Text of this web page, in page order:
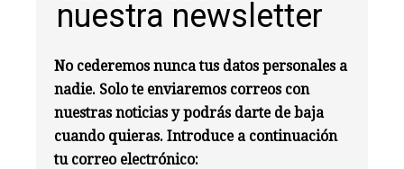
nuestra newsletter
No cederemos nunca tus datos personales a
nadie. Solo te enviaremos correos con
nuestras noticias y podrás darte de baja
cuando quieras. Introduce a continuación
tu correo electrónico: